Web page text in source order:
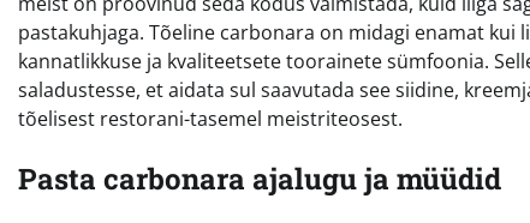
pastakuhjaga. Tõeline carbonara on midagi enamat
kannatlikkuse ja kvaliteetsete toorainete sümfoonia.
saladustesse, et aidata sul saavutada see siidine,
tõelisest restorani-tasemel meistriteosest.
Pasta carbonara ajalugu ja müüdid